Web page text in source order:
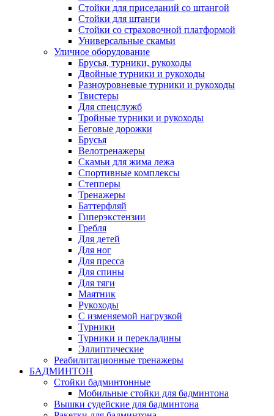
Стойки для приседаний со штангой
Стойки для штанги
Стойки со страховочной платформой
Универсальные скамьи
Уличное оборудование
Брусья, турники, рукоходы
Двойные турники и рукоходы
Разноуровневые турники и рукоходы
Твистеры
Для спецслужб
Тройные турники и рукоходы
Беговые дорожки
Брусья
Велотренажеры
Скамьи для жима лежа
Спортивные комплексы
Степперы
Тренажеры
Баттерфляй
Гиперэкстензии
Гребля
Для детей
Для ног
Для пресса
Для спины
Для тяги
Маятник
Рукоходы
С изменяемой нагрузкой
Турники
Турники и перекладины
Эллиптические
Реабилитационные тренажеры
БАДМИНТОН
Стойки бадминтонные
Мобильные стойки для бадминтона
Вышки судейские для бадминтона